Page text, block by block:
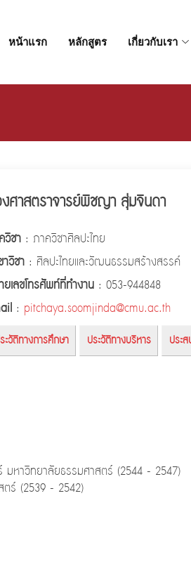
หน้าแรก หลักสูตร เกี่ยวกับเรา
ศาสตราจารย์พิชญา สุ่มจินดา
วิชา : ภาควิชาศิลปะไทย
าวิชา : ศิลปะไทยและวัฒนธรรมสร้างสรรค์
ยเลขโทรศัพท์ที่ทำงาน : 053-944848
: pitchaya.soomjinda@cmu.ac.th
ะวัติทางการศึกษา ประวัติทางบริหาร ประ
หาวิทยาลัยธรรมศาสตร์ (2544 - 2547)
ร์ (2539 - 2542)